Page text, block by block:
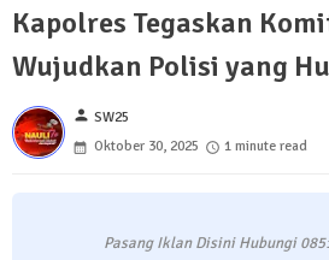
Kapolres Tegaskan
Wujudkan Polisi yang
person SW25
Oktober 30, 2025
1 minute read
Pasang Iklan Disini Hubungi